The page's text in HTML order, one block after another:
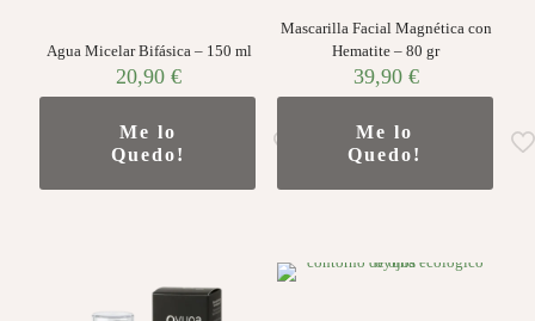
Agua Micelar Bifásica – 150 ml
20,90€
Me lo
Quedo!
Mascarilla Facial Magnética con
Hematite – 80 gr
39,90 €
Me lo
Quedo!